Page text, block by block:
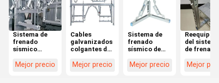
Sistema de
frenado
sísmico
prueba de
Mejor precio
Cables
galvanizados
colgantes de
sísmico tubos
Mejor precio
Sistema de
frenado
sísmico de
galvanizado
Mejor precio
del
de frenado
Brackets
Mejor